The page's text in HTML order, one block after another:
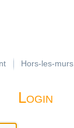
Hors-les-murs
Login